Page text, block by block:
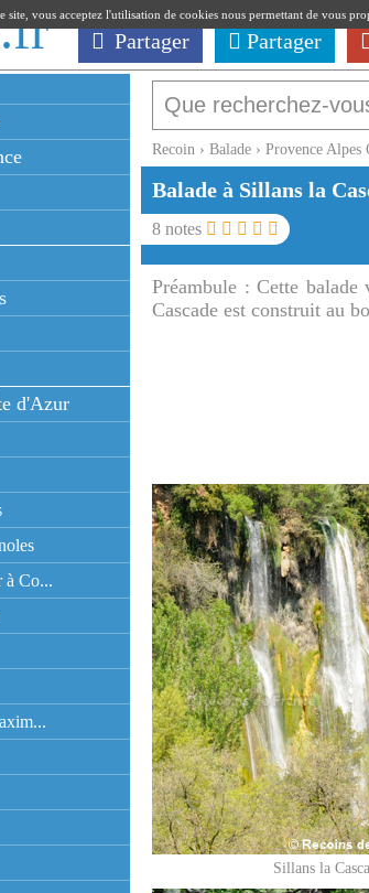
.fr Partager Partager
d'Azur
à Co...
Recoin › Balade › Provence Alpes
Balade à Sillans la
8 notes
Préambule :Cette balade
Cascade est construit au
Sillans la
vous acceptez l'utilisation de cookies nous permettant de vous